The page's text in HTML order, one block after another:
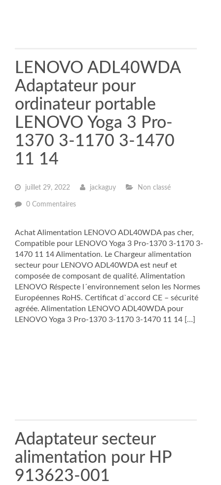
LENOVO ADL40WDA
Adaptateur pour
ordinateur portable
LENOVO Yoga 3 Pro-
1370 3-1170 3-1470
11 14
juillet 29, 2022 jackaguy Non classé
0 Commentaires
Achat Alimentation LENOVO ADL40WDA pas cher,
Compatible pour LENOVO Yoga 3 Pro-1370 3-1170 3-
1470 11 14 Alimentation. Le Chargeur alimentation
secteur pour LENOVO ADL40WDA est neuf et
composée de composant de qualité. Alimentation
LENOVO Réspecte l´environnement selon les Normes
Européennes RoHS. Certificat d`accord CE – sécurité
agréée. Alimentation LENOVO ADL40WDA pour
LENOVO Yoga 3 Pro-1370 3-1170 3-1470 11 14 […]
Adaptateur secteur
alimentation pour HP
913623-001